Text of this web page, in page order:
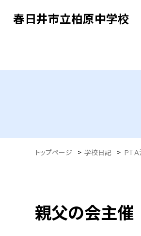
春日井市立柏原中学校
トップページ > 学校日記 > ＰT
親父の会主催